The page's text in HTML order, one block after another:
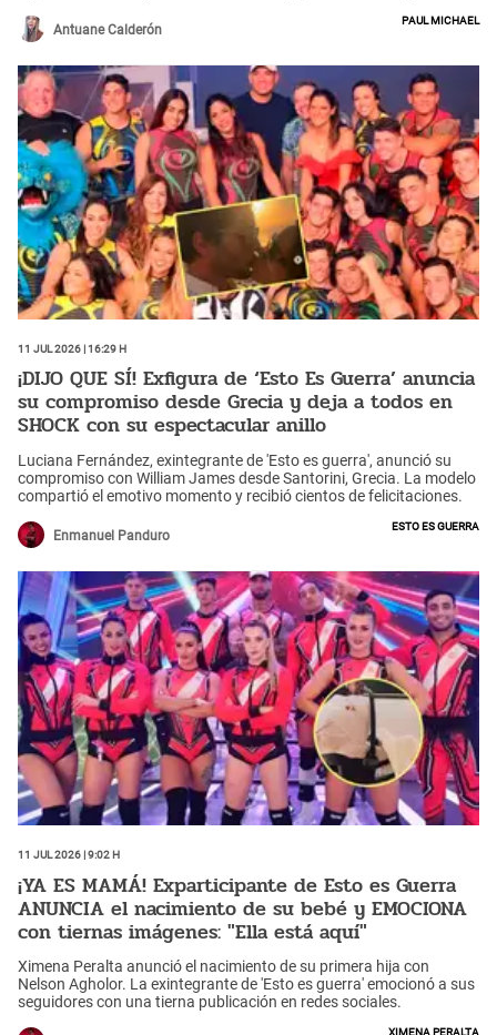
llenarlo de elogios; incluso, pidieron a la producción que se le dé una
nueva oportunidad. Al final, el 'tribunal' anunció que lo salvará y que
Antuane Calderón
Paul Michael
11 Jul 2026 | 16:29 h
¡DIJO QUE SÍ! Exfigura de ‘Esto Es Guerra’ anuncia
su compromiso desde Grecia y deja a todos en
SHOCK con su espectacular anillo
Luciana Fernández, exintegrante de 'Esto es guerra', anunció su
compromiso con William James desde Santorini, Grecia. La modelo
compartió el emotivo momento y recibió cientos de felicitaciones.
Enmanuel Panduro
Esto es guerra
11 Jul 2026 | 9:02 h
¡YA ES MAMÁ! Exparticipante de Esto es Guerra
ANUNCIA el nacimiento de su bebé y EMOCIONA
con tiernas imágenes: "Ella está aquí"
Ximena Peralta anunció el nacimiento de su primera hija con
Nelson Agholor. La exintegrante de 'Esto es guerra' emocionó a sus
seguidores con una tierna publicación en redes sociales.
Ximena Peralta